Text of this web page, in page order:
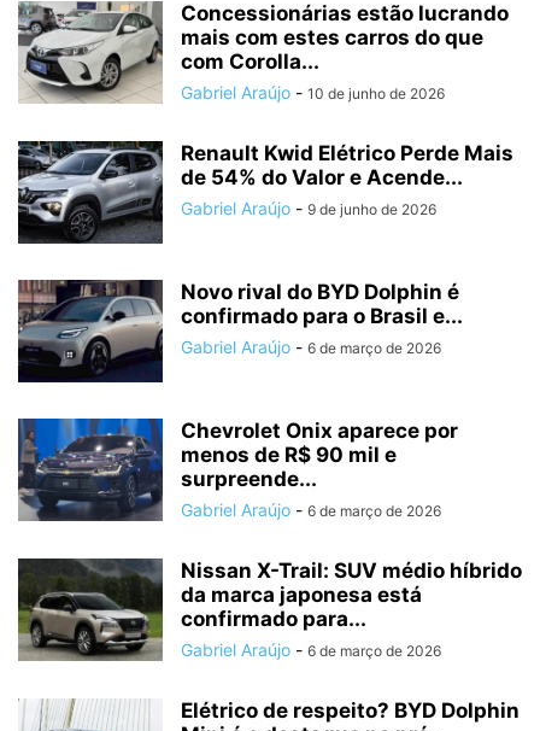
Concessionárias estão lucrando
mais com estes carros do que
com Corolla...
Gabriel Araújo - 10 de junho de 2026
Renault Kwid Elétrico Perde Mais
de 54% do Valor e Acende...
Gabriel Araújo - 9 de junho de 2026
Novo rival do BYD Dolphin é
confirmado para o Brasil e...
Gabriel Araújo - 6 de março de 2026
Chevrolet Onix aparece por
menos de R$ 90 mil e
surpreende...
Gabriel Araújo - 6 de março de 2026
Nissan X-Trail: SUV médio híbrido
da marca japonesa está
confirmado para...
Gabriel Araújo - 6 de março de 2026
Elétrico de respeito? BYD Dolphin